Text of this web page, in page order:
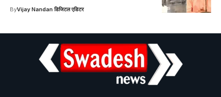
ByVijay Nandan डिजिटल एडिटर